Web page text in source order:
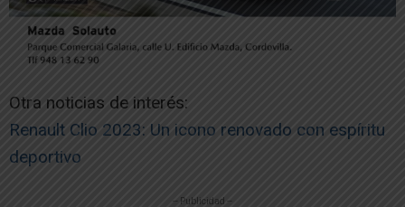
Otra noticias de interés:
Renault Clio 2023: Un icono renovado con espíritu
deportivo
-- Publicidad --